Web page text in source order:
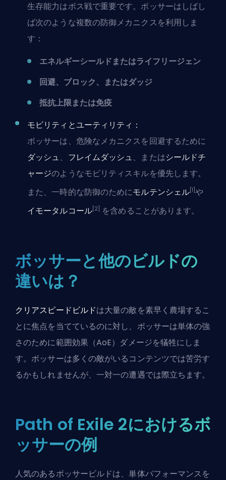
生存能力はボス戦で重要です。ボッサーはしばし
ば次のような複数の防御メカニクスを利用しま
す：
エネルギーシールドまたはライフリージェン
回避、ブロック、またはダッジ
抵抗上限または免疫
モビリティとユーティリティ：
ボッサーは、危険なメカニクスを回避するために
ダッシュ、 フレイムダッシュ、またはシールドチ
ャージのようなモビリティスキルを優先します。
また、一時的な防御のためにモルテンシェル [1] や
イモータルコール[2] を含めることがあります。
ボッサーと他のビルドの
違いは？
クリアスピードビルドは大量の敵を素早く農場するこ
とに焦点を当てているのに対し、ボッサーは単体の強
さのために範囲効果（AoE）ダメージを犠牲にしま
す。ボッサーは多くの敵がいるコンテンツでは苦労す
るかもしれませんが、一対一の遭遇では際立ちます。
Path of Exile 2におけるボ
ッサーの例
人気のあるボッサービルドは、単体パフォーマンスを